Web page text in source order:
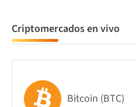
Criptomercados en vivo
Bitcoin (BTC)